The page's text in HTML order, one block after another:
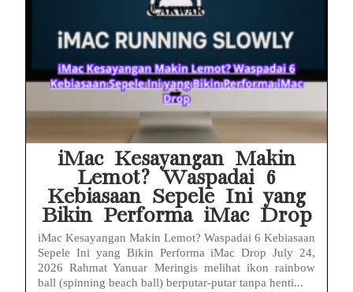
iMac Kesayangan Makin
Lemot? Waspadai 6
Kebiasaan Sepele Ini yang
Bikin Performa iMac Drop
iMac Kesayangan Makin Lemot? Waspadai 6 Kebiasaan
Sepele Ini yang Bikin Performa iMac Drop July 24,
2026 Rahmat Yanuar Meringis melihat ikon rainbow
ball (spinning beach ball) berputar-putar tanpa henti...